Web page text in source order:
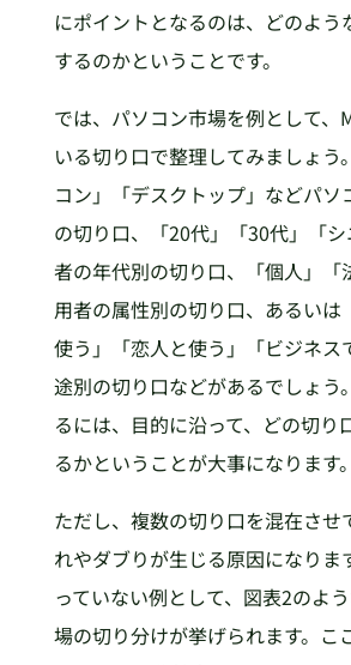
にポイントとなるのは、どのよう
するのかということです。
では、パソコン市場を例として、
いる切り口で整理してみましょう
コン」「デスクトップ」などパソ
の切り口、「20代」「30代」「
者の年代別の切り口、「個人」「
用者の属性別の切り口、あるいは
使う」「恋人と使う」「ビジネス
途別の切り口などがあるでしょう
るには、目的に沿って、どの切り
るかということが大事になります。
ただし、複数の切り口を混在させ
れやダブりが生じる原因になりま
っていない例として、図表2のよ
場の切り分けが挙げられます。こ